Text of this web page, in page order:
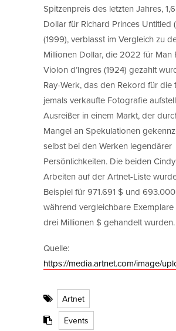
Spitzenpreis des letzten Jahres,
Dollar für Richard Princes Untitled
(1999), verblasst im Vergleich zu
Millionen Dollar, die 2022 für Man
Violon d’Ingres (1924) gezahlt
Ray-Werk, das den Rekord für die
jemals verkaufte Fotografie
Ausreißer in einem Markt, der
Mangel an Spekulationen
selbst bei den Werken legendärer
Persönlichkeiten. Die beiden
Arbeiten auf der Artnet-Liste
Beispiel für 971.691 $ und
während vergleichbare Exemplare
drei Millionen $ gehandelt wurden.
Quelle:
https://media.artnet.com/image/
Artnet
Events